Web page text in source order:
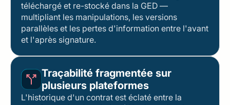
téléchargé et re-stocké dans la GED —
multipliant les manipulations, les versions
parallèles et les pertes d'information entre l'avant
et l'après signature.
Traçabilité fragmentée sur
plusieurs plateformes
L'historique d'un contrat est éclaté entre la